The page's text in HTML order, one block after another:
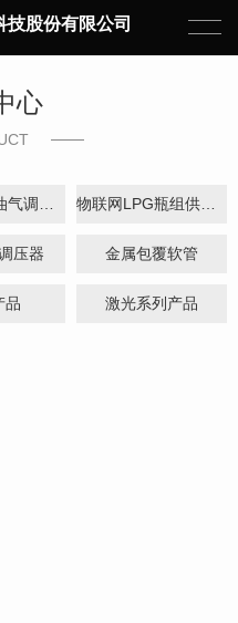
技股份有限公司
心
物联网LPG瓶组供气柜
压器 金属包覆软管
品 激光系列产品